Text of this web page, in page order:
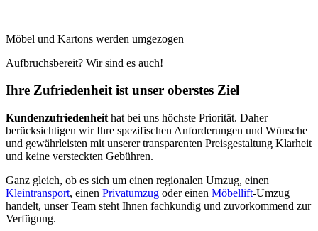
Möbel und Kartons werden umgezogen
Aufbruchsbereit? Wir sind es auch!
Ihre Zufriedenheit ist unser oberstes Ziel
Kundenzufriedenheit hat bei uns höchste Priorität. Daher
berücksichtigen wir Ihre spezifischen Anforderungen und Wünsche
und gewährleisten mit unserer transparenten Preisgestaltung Klarheit
und keine versteckten Gebühren.
Ganz gleich, ob es sich um einen regionalen Umzug, einen
Kleintransport, einen Privatumzug oder einen Möbellift-Umzug
handelt, unser Team steht Ihnen fachkundig und zuvorkommend zur
Verfügung.